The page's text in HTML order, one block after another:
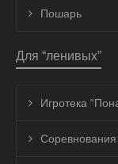
Пошарь
Для “ленивых”
Игротека
Соревнования